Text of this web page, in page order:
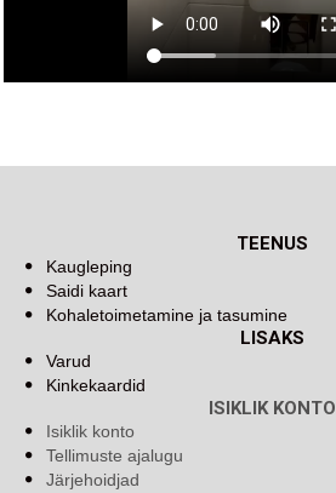
TEENUS
Kaugleping
Saidi kaart
Kohaletoimetamine ja tasumine
LISAKS
Varud
Kinkekaardid
ISIKLIK KONTO
Isiklik konto
Tellimuste ajalugu
Järjehoidjad